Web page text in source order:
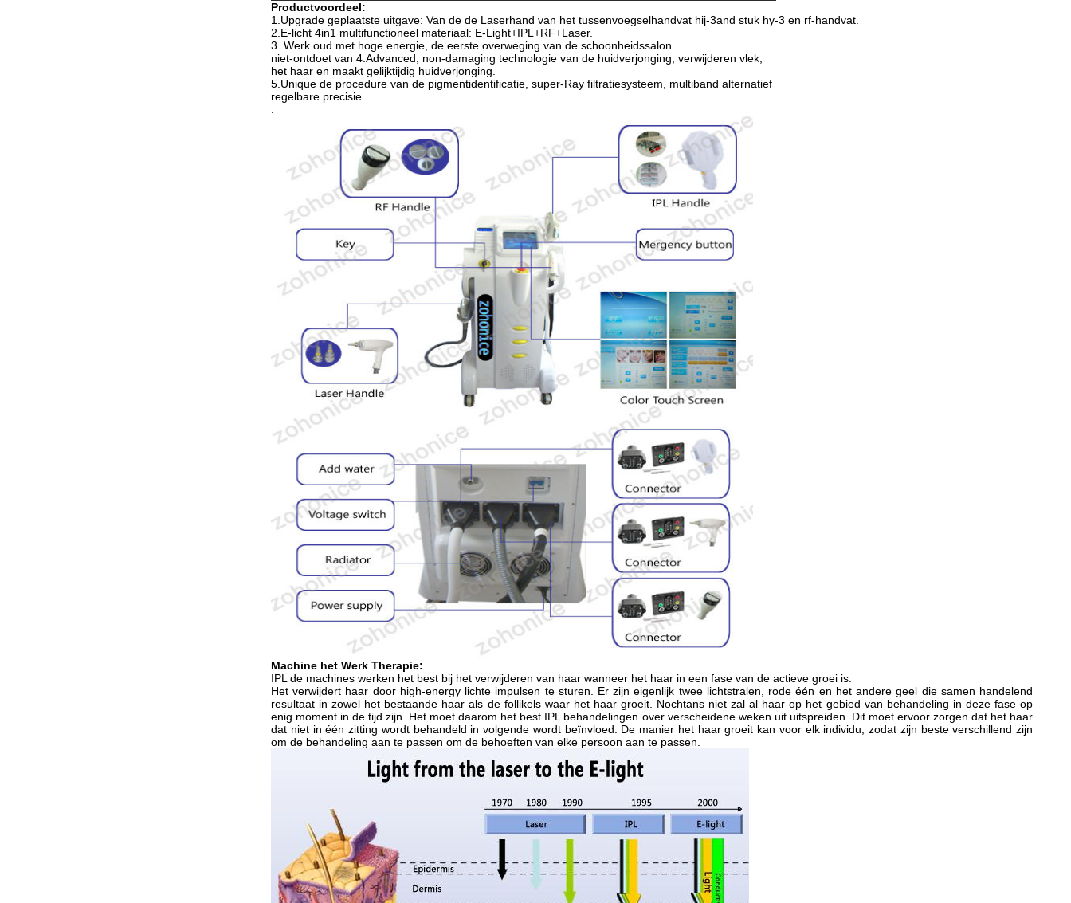
Productvoordeel:
1.Upgrade geplaatste uitgave: Van de de Laserhand van het tussenvoegselhandvat hij-3and stuk hy-3 en rf-handvat.
2.E-licht 4in1 multifunctioneel materiaal: E-Light+IPL+RF+Laser.
3. Werk oud met hoge energie, de eerste overweging van de schoonheidssalon.
niet-ontdoet van 4.Advanced, non-damaging technologie van de huidverjonging, verwijderen vlek,
het haar en maakt gelijktijdig huidverjonging.
5.Unique de procedure van de pigmentidentificatie, super-Ray filtratiesysteem, multiband alternatief
regelbare precisie
Machine het Werk Therapie:
IPL de machines werken het best bij het verwijderen van haar wanneer het haar in een fase van de actieve groei is.
Het verwijdert haar door high-energy lichte impulsen te sturen. Er zijn eigenlijk twee lichtstralen, rode één en het andere geel die samen handelend
resultaat in zowel het bestaande haar als de follikels waar het haar groeit. Nochtans niet zal al haar op het gebied van behandeling in deze fase op
enig moment in de tijd zijn. Het moet daarom het best IPL behandelingen over verscheidene weken uit uitspreiden. Dit moet ervoor zorgen dat het haar
dat niet in één zitting wordt behandeld in volgende wordt beïnvloed. De manier het haar groeit kan voor elk individu, zodat zijn beste verschillend zijn
om de behandeling aan te passen om de behoeften van elke persoon aan te passen.